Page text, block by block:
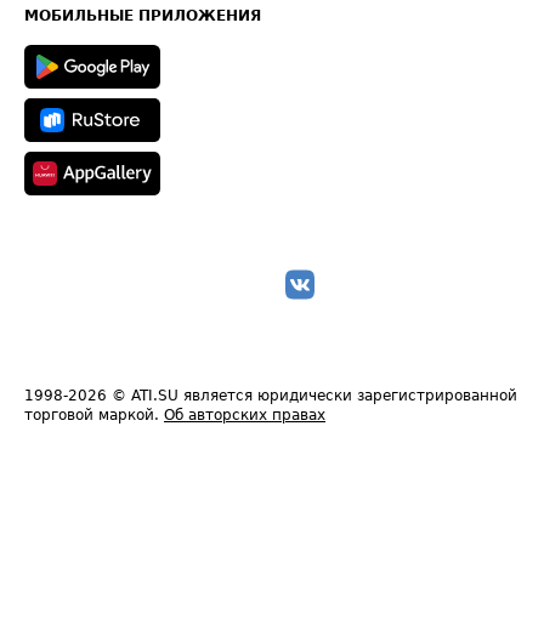
Техническая информация
МОБИЛЬНЫЕ ПРИЛОЖЕНИЯ
1998-2026 © ATI.SU является юридически зарегистрированной
торговой маркой. Об авторских правах